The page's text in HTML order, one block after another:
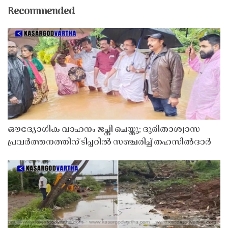
Recommended
ഔദ്യോഗിക വാഹനം ജപ്തി ചെയ്തു; ദുരിതാശ്വാസ
പ്രവർത്തനത്തിന് ടിപ്പറിൽ സഞ്ചരിച്ച് തഹസിൽദാർ